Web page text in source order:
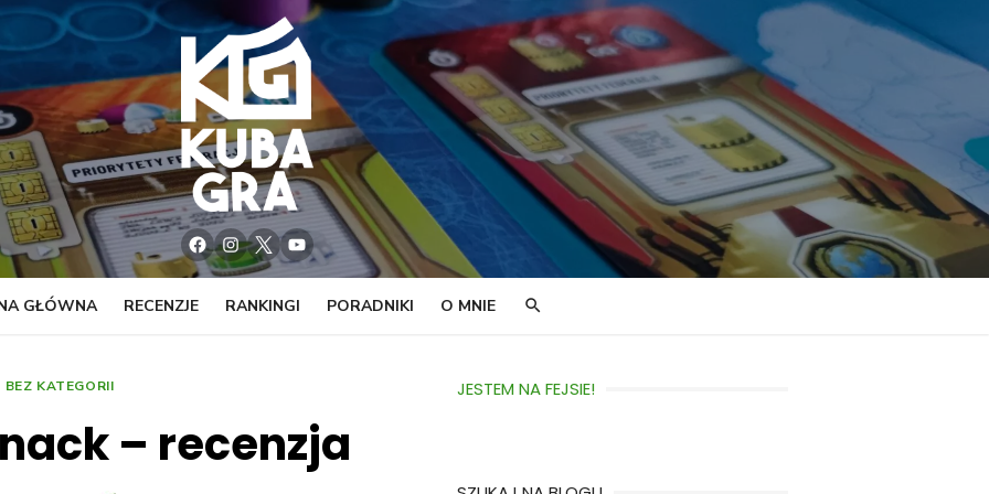
Facebook
Instagram
TwitterYouTube
GŁÓWNA RECENZJE RANKINGI PORADNIKI O MNIE
BEZ KATEGORII
– recenzja
JESTEM NA FEJSIE!